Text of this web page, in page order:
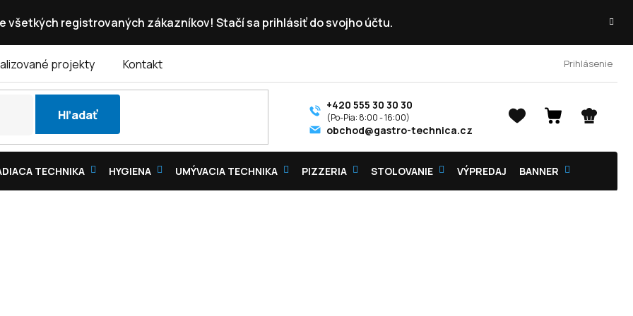
všetkých registrovaných zákazníkov! Stačí sa prihlásiť do svojho účtu.
projekty Kontakt Prihlásenie
Hľadať
NÁKUPNÝ
+420 555 30 30 30
obchod@gastro-technica.cz
TECHNIKA HYGIENA UMÝVACIA TECHNIKA PIZZERIA STOLOVANIE VÝPREDAJ BANNER